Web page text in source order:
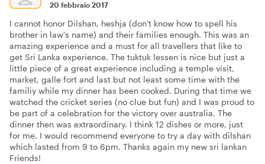
20 febbraio 2017
I cannot honor Dilshan, heshja (don't know how to spell his
brother in law's name) and their families enough. This was an
amazing experience and a must for all travellers that like to
get Sri Lanka experience. The tuktuk lessen is nice but just a
little piece of a great experience including a temple visit,
market, galle fort and last but not least some time with the
familiy while my dinner has been cooked. During that time we
watched the cricket series (no clue but fun) and I was proud to
be part of a celebration for the victory over australia. The
dinner then was extraordinary. I think 12 dishes or more, just
for me. I would recommend everyone to try a day with dilshan
which lasted from 9 to 6pm. Thanks again my new sri lankan
Friends!